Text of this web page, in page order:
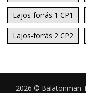
Lajos-forrás 1 CP1
Lajos-forrás 2 CP2
2026 © Balatonman